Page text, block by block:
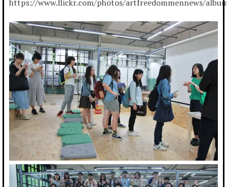
https://www.flickr.com/photos/artfreedommennews/